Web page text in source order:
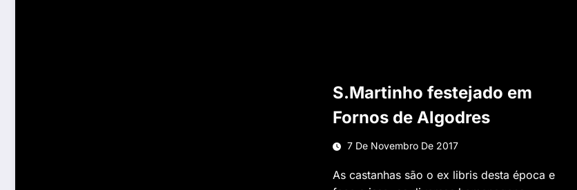
S.Martinho festejado em
Fornos de Algodres
7 De Novembro De 2017
As castanhas são o ex libris desta época e